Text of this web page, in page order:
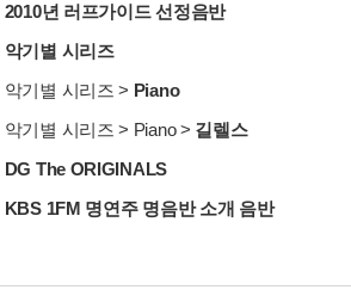
2010년 러프가이드 선정음반
악기별 시리즈
악기별 시리즈 > Piano
악기별 시리즈 > Piano> 길렐스
DG The ORIGINALS
KBS 1FM 명연주 명음반 소개 음반